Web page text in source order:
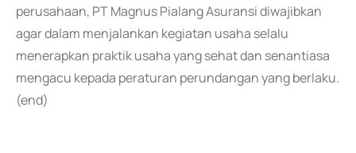
perusahaan, PT Magnus Pialang Asuransi diwajibkan
agar dalam menjalankan kegiatan usaha selalu
menerapkan praktik usaha yang sehat dan senantiasa
mengacu kepada peraturan perundangan yang berlaku.
(end)